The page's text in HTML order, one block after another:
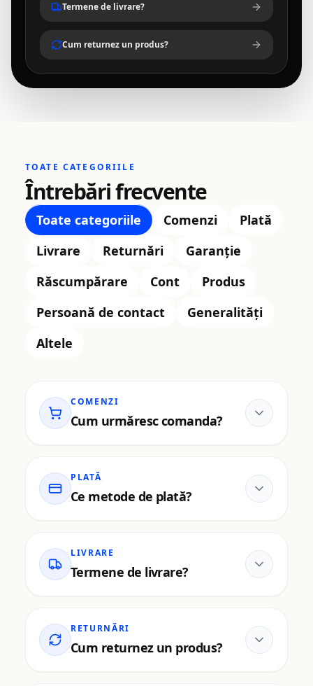
Termene de livrare?
Cum returnez un produs?
TOATE CATEGORIILE
Întrebări frecvente
Toate categoriile Comenzi
Plată
Livrare
Returnări
Garanție
Răscumpărare
Cont
Produs
Persoană de contact
Generalități
Altele
COMENZI
Cum urmăresc comanda?
PLATĂ
Ce metode de plată?
LIVRARE
Termene de livrare?
RETURNĂRI
Cum returnez un produs?